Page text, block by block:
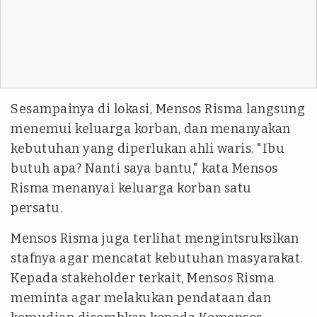
Sesampainya di lokasi, Mensos Risma langsung
menemui keluarga korban, dan menanyakan
kebutuhan yang diperlukan ahli waris. "Ibu
butuh apa? Nanti saya bantu," kata Mensos
Risma menanyai keluarga korban satu
persatu.
Mensos Risma juga terlihat mengintsruksikan
stafnya agar mencatat kebutuhan masyarakat.
Kepada stakeholder terkait, Mensos Risma
meminta agar melakukan pendataan dan